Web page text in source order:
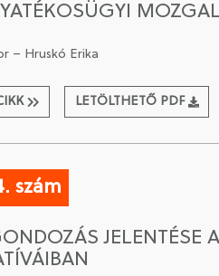
– Hruskó Erika
LETÖLTHETŐ PDF
szám
JELENTÉSE